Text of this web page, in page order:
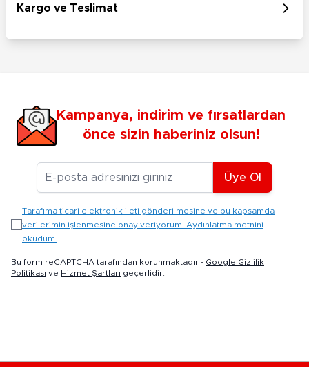
Kargo ve Teslimat
Kampanya, indirim ve fırsatlardan
önce sizin haberiniz olsun!
E-posta Adresiniz
Üye Ol
Tarafıma ticari elektronik ileti gönderilmesine ve bu kapsamda
verilerimin işlenmesine onay veriyorum. Aydınlatma metnini
okudum.
Bu form reCAPTCHA tarafından korunmaktadır - Google Gizlilik
Politikası ve Hizmet Şartları geçerlidir.